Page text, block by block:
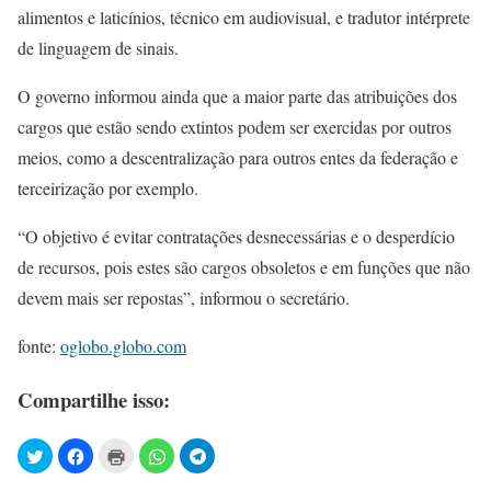
alimentos e laticínios, técnico em audiovisual, e tradutor intérprete
de linguagem de sinais.
O governo informou ainda que a maior parte das atribuições dos
cargos que estão sendo extintos podem ser exercidas por outros
meios, como a descentralização para outros entes da federação e
terceirização por exemplo.
“O objetivo é evitar contratações desnecessárias e o desperdício
de recursos, pois estes são cargos obsoletos e em funções que não
devem mais ser repostas”, informou o secretário.
fonte: oglobo.globo.com
Compartilhe isso: